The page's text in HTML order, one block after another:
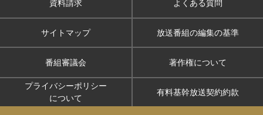
資料請求 よくある質問
サイトマップ 放送番組の編集の基準
番組審議会 著作権について
プライバシーポリシー
について
有料基幹放送契約約款